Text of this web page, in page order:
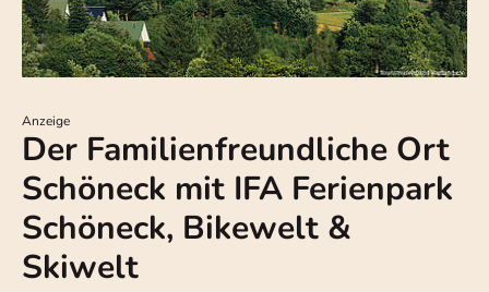
Anzeige
Der Familienfreundliche Ort
Schöneck mit IFA Ferienpark
Schöneck, Bikewelt &
Skiwelt